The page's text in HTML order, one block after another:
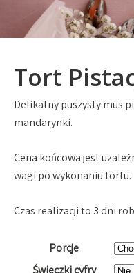
Tort
Delikatny puszysty mus
mandarynki.
Cena końcowa jest
wagi po wykonaniu tortu.
Czas realizacji to 3 dni
Porcje